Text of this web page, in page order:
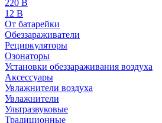
220 В
12 В
От батарейки
Обеззараживатели
Рециркуляторы
Озонаторы
Установки обеззараживания воздуха
Аксессуары
Увлажнители воздуха
Увлажнители
Ультразвуковые
Традиционные